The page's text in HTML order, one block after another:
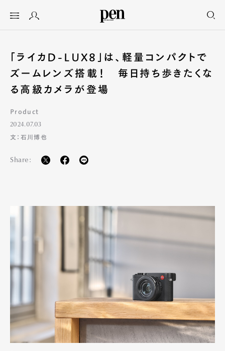
「ライカD-LUX8」は、軽量コンパクトで
ズームレンズ搭載！ 毎日持ち歩きたくな
る高級カメラが登場
Product
2024.07.03
文：石川博也
Share: